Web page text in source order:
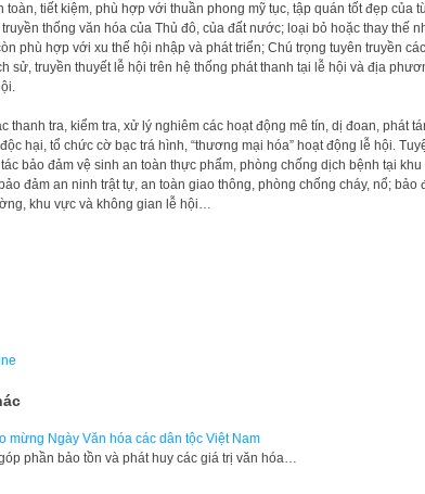
toàn, tiết kiệm, phù hợp với thuần phong mỹ tục, tập quán tốt đẹp của
thống văn hóa của Thủ đô, của đất nước; loại bỏ hoặc thay thế
phù hợp với xu thế hội nhập và phát triển; Chú trọng tuyên truyền
sử, truyền thuyết lễ hội trên hệ thống phát thanh tại lễ hội và địa
thanh tra, kiểm tra, xử lý nghiêm các hoạt động mê tín, dị đoan, phát
hại, tổ chức cờ bạc trá hình, “thương mại hóa” hoạt động lễ hội.
bảo đảm vệ sinh an toàn thực phẩm, phòng chống dịch bệnh tại khu
đảm an ninh trật tự, an toàn giao thông, phòng chống cháy, nổ; bảo
khu vực và không gian lễ hội…
mừng Ngày Văn hóa các dân tộc Việt Nam
phần bảo tồn và phát huy các giá trị văn hóa…